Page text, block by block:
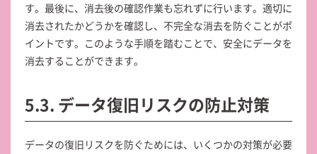
す。最後に、消去後の確認作業も忘れずに行います。適切に
消去されたかどうかを確認し、不完全な消去を防ぐことがポ
イントです。このような手順を踏むことで、安全にデータを
消去することができます。
5.3. データ復旧リスクの防止対策
データの復旧リスクを防ぐためには、いくつかの対策が必要